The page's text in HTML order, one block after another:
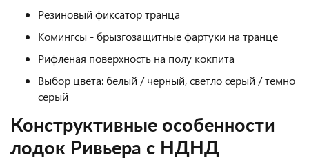
Резиновый фиксатор транца
Комингсы - брызгозащитные фартуки на транце
Рифленая поверхность на полу кокпита
Выбор цвета: белый / черный, светло серый / темно
серый
Конструктивные особенности
лодок Ривьера с НДНД